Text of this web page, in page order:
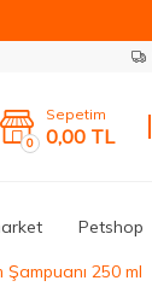
0
Sepetim
0,00 TL
Petshop
250 ml